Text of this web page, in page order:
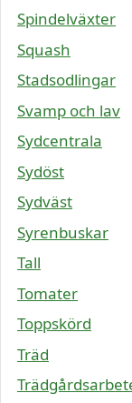
Spindelväxter
Squash
Stadsodlingar
Svamp och lav
Sydcentrala
Sydöst
Sydväst
Syrenbuskar
Tall
Tomater
Toppskörd
Träd